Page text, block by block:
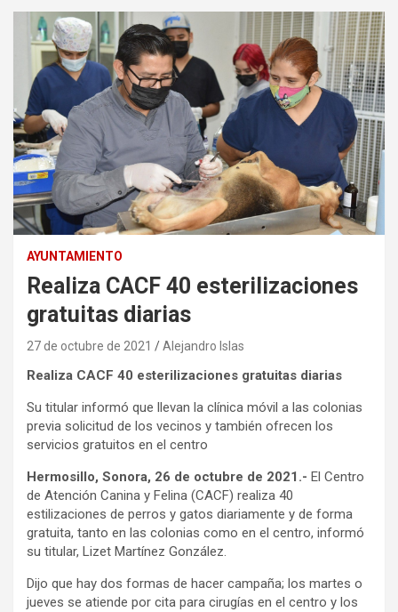
AYUNTAMIENTO
Realiza CACF 40 esterilizaciones
gratuitas diarias
27 de octubre de 2021 Alejandro Islas
Realiza CACF 40 esterilizaciones gratuitas diarias
Su titular informó que llevan la clínica móvil a las colonias
previa solicitud de los vecinos y también ofrecen los
servicios gratuitos en el centro
Hermosillo, Sonora, 26 de octubre de 2021.- El Centro
de Atención Canina y Felina (CACF) realiza 40
estilizaciones de perros y gatos diariamente y de forma
gratuita, tanto en las colonias como en el centro, informó
su titular, Lizet Martínez González.
Dijo que hay dos formas de hacer campaña; los martes o
jueves se atiende por cita para cirugías en el centro y los